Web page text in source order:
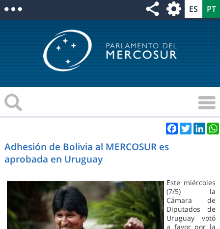
Facebook
Twitter
Adhesión de Bolivia al MERCOSUR es
aprobada en Uruguay
Este miércoles
(7/5) la
Cámara de
Diputados de
Uruguay votó
a favor por la